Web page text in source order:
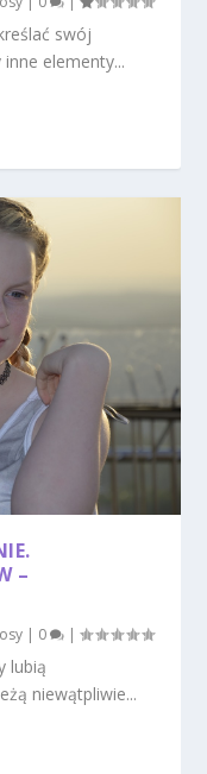
swój
elementy...
–
| 0 |
lubią
niewątpliwie...